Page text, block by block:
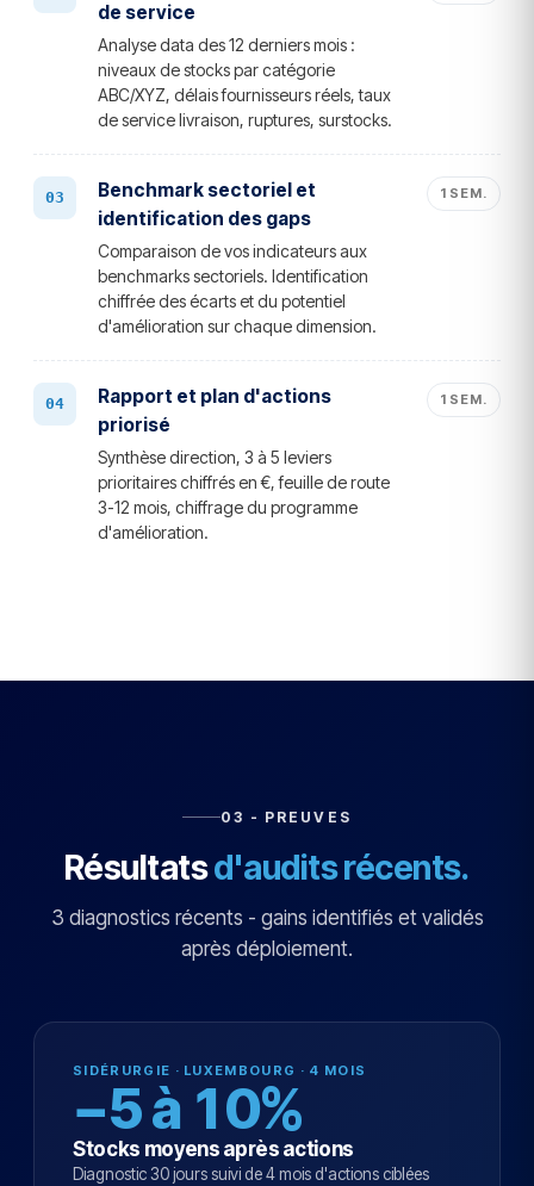
de service
Analyse data des 12 derniers mois :
niveaux de stocks par catégorie
ABC/XYZ, délais fournisseurs réels, taux
de service livraison, ruptures, surstocks.
Benchmark sectoriel et
identification des gaps
Comparaison de vos indicateurs aux
benchmarks sectoriels. Identification
chiffrée des écarts et du potentiel
d'amélioration sur chaque dimension.
1 SEM.
Rapport et plan d'actions
priorisé
Synthèse direction, 3 à 5 leviers
prioritaires chiffrés en €, feuille de route
3-12 mois, chiffrage du programme
d'amélioration.
1 SEM.
03 - PREUVES
Résultatsd'audits récents.
3 diagnostics récents - gains identifiés et validés
après déploiement.
SIDÉRURGIE · LUXEMBOURG · 4 MOIS
−5 à 10%
Stocks moyens après actions
Diagnostic 30 jours suivi de 4 mois d'actions ciblées